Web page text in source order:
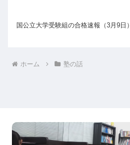
国公立大学受験組の合格速報（3月9日）
ホーム 塾の話